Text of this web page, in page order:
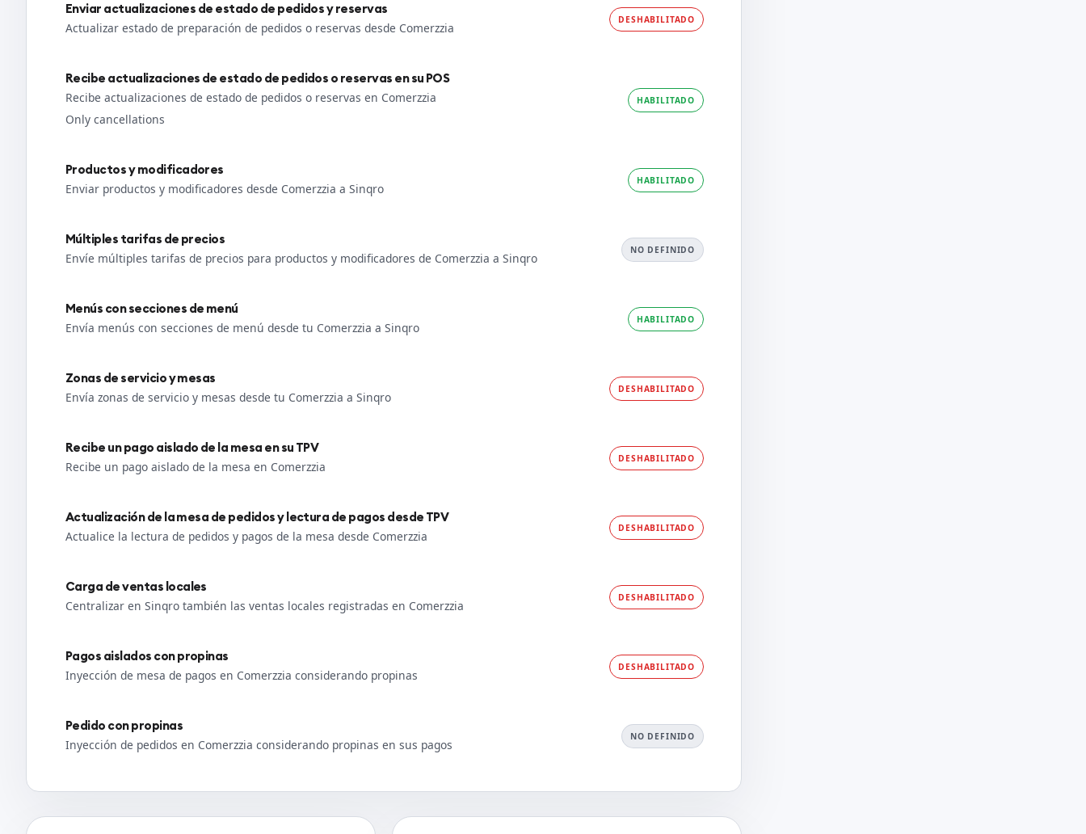
Enviar actualizaciones de estado de pedidos y reservas
Actualizar estado de preparación de pedidos o reservas desde Comerzzia
DESHABILITADO
Recibe actualizaciones de estado de pedidos o reservas en su POS
Recibe actualizaciones de estado de pedidos o reservas en Comerzzia
Only cancellations
HABILITADO
Productos y modificadores
Enviar productos y modificadores desde Comerzzia a Sinqro
HABILITADO
Múltiples tarifas de precios
Envíe múltiples tarifas de precios para productos y modificadores de Comerzzia a Sinqro
NO DEFINIDO
Menús con secciones de menú
Envía menús con secciones de menú desde tu Comerzzia a Sinqro
HABILITADO
Zonas de servicio y mesas
Envía zonas de servicio y mesas desde tu Comerzzia a Sinqro
DESHABILITADO
Recibe un pago aislado de la mesa en su TPV
Recibe un pago aislado de la mesa en Comerzzia
DESHABILITADO
Actualización de la mesa de pedidos y lectura de pagos desde TPV
Actualice la lectura de pedidos y pagos de la mesa desde Comerzzia
DESHABILITADO
Carga de ventas locales
Centralizar en Sinqro también las ventas locales registradas en Comerzzia
DESHABILITADO
Pagos aislados con propinas
Inyección de mesa de pagos en Comerzzia considerando propinas
DESHABILITADO
Pedido con propinas
Inyección de pedidos en Comerzzia considerando propinas en sus pagos
NO DEFINIDO